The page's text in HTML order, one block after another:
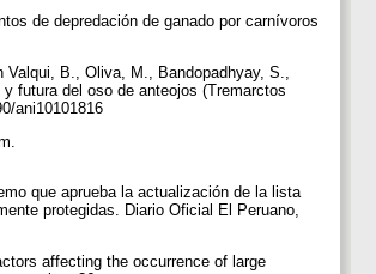
de depredación de ganado por carnívoros
B., Oliva, M., Bandopadhyay, S.,
futura del oso de anteojos (Tremarctos
ani10101816
que aprueba la actualización de la lista
protegidas. Diario Oficial El Peruano,
affecting the occurrence of large